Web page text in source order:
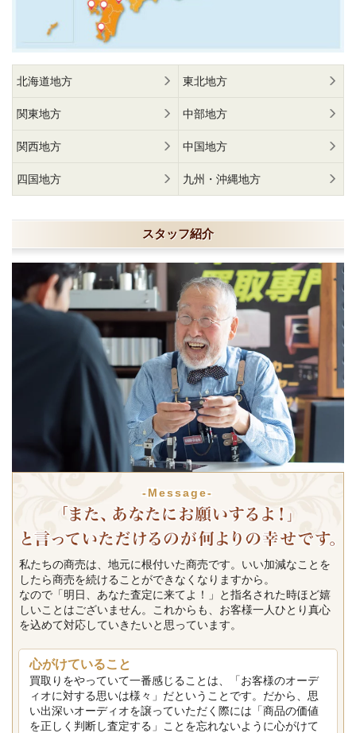
北海道地方 東北地方
関東地方 中部地方
関西地方 中国地方
四国地方 九州・沖縄地方
スタッフ紹介
-Message-
私たちの商売は、地元に根付いた商売です。いい加減なことを
したら商売を続けることができなくなりますから。
なので「明日、あなた査定に来てよ！」と指名された時ほど嬉
しいことはございません。これからも、お客様一人ひとり真心
を込めて対応していきたいと思っています。
心がけていること
買取りをやっていて一番感じることは、「お客様のオーデ
ィオに対する思いは様々」だということです。だから、思
い出深いオーディオを譲っていただく際には「商品の価値
を正しく判断し査定する」ことを忘れないように心がけて